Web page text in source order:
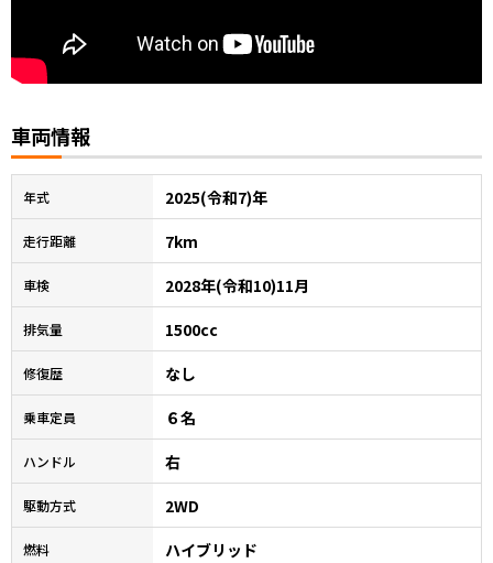
車両情報
年式 2025(令和7)年
走行距離 7km
車検 2028年(令和10)11月
排気量 1500cc
修復歴 なし
乗車定員 ６名
ハンドル 右
駆動方式 2WD
燃料 ハイブリッド